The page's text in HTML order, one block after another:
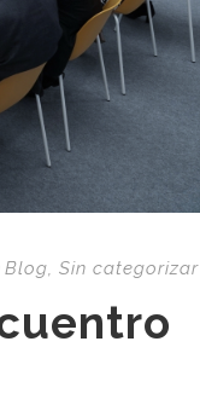
Blog, Sin categorizar